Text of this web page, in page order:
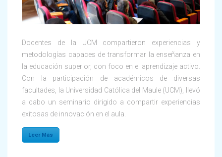
Docentes de la UCM compartieron experiencias y
metodologías capaces de transformar la enseñanza en
la educación superior, con foco en el aprendizaje activo.
Con la participación de académicos de diversas
facultades, la Universidad Católica del Maule (UCM), llevó
a cabo un seminario dirigido a compartir experiencias
exitosas de innovación en el aula.
Leer Más